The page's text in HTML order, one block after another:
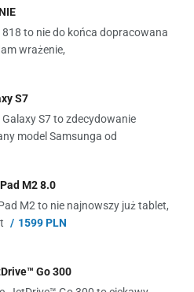
818 to nie do końca dopracowana
wrażenie,
S7
S7 to zdecydowanie
model Samsunga od
M2 8.0
M2 to nie najnowszy już tablet,
1599 PLN
Go 300